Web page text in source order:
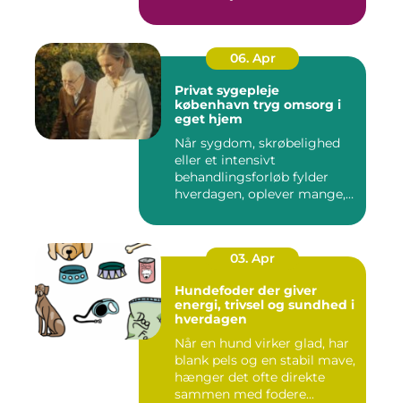
06. Apr
Privat sygepleje
københavn tryg omsorg i
eget hjem
Når sygdom, skrøbelighed
eller et intensivt
behandlingsforløb fylder
hverdagen, oplever mange,
03. Apr
Hundefoder der giver
energi, trivsel og sundhed i
hverdagen
Når en hund virker glad, har
blank pels og en stabil mave,
hænger det ofte direkte
sammen med fodere...